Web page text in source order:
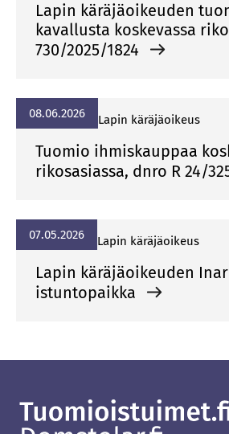
Lapin käräjäoikeuden
kavallusta koskevassa
730/2025/1824
08.06.2026 La­pin kä­rä­jä­oi­keus
Tuomio ihmiskauppaa
rikosasiassa, dnro R 24/
07.05.2026 La­pin kä­rä­jä­oi­keus
Lapin käräjäoikeuden
istuntopaikka